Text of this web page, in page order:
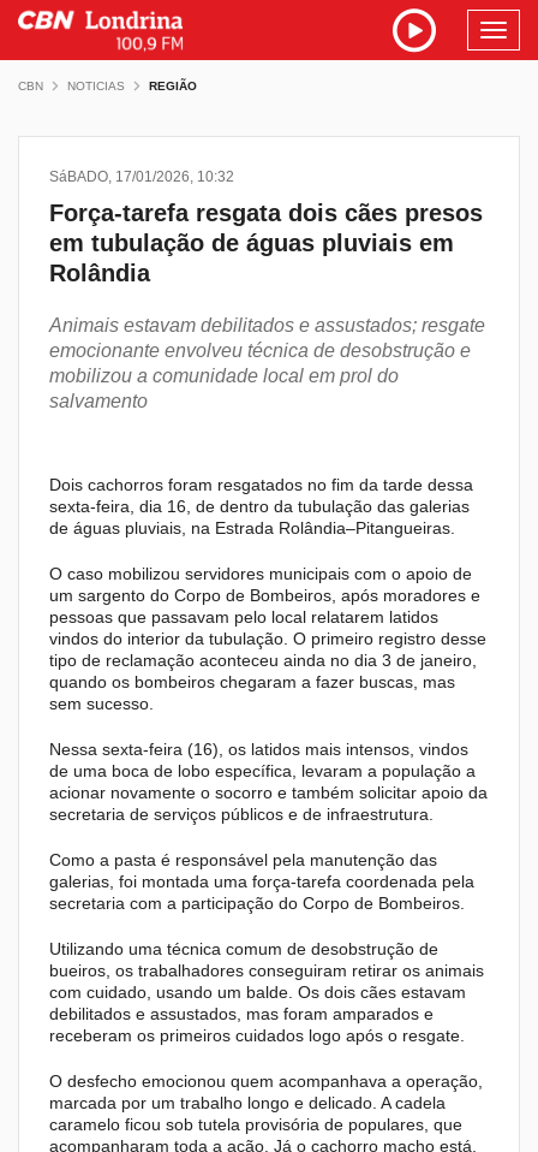
CBN NOTICIAS REGIÃO
SáBADO, 17/01/2026, 10:32
Força-tarefa resgata dois cães presos
em tubulação de águas pluviais em
Rolândia
Animais estavam debilitados e assustados; resgate
emocionante envolveu técnica de desobstrução e
mobilizou a comunidade local em prol do
salvamento
Dois cachorros foram resgatados no fim da tarde dessa
sexta-feira, dia 16, de dentro da tubulação das galerias
de águas pluviais, na Estrada Rolândia–Pitangueiras.
O caso mobilizou servidores municipais com o apoio de
um sargento do Corpo de Bombeiros, após moradores e
pessoas que passavam pelo local relatarem latidos
vindos do interior da tubulação. O primeiro registro desse
tipo de reclamação aconteceu ainda no dia 3 de janeiro,
quando os bombeiros chegaram a fazer buscas, mas
sem sucesso.
Nessa sexta-feira (16), os latidos mais intensos, vindos
de uma boca de lobo específica, levaram a população a
acionar novamente o socorro e também solicitar apoio da
secretaria de serviços públicos e de infraestrutura.
Como a pasta é responsável pela manutenção das
galerias, foi montada uma força-tarefa coordenada pela
secretaria com a participação do Corpo de Bombeiros.
Utilizando uma técnica comum de desobstrução de
bueiros, os trabalhadores conseguiram retirar os animais
com cuidado, usando um balde. Os dois cães estavam
debilitados e assustados, mas foram amparados e
receberam os primeiros cuidados logo após o resgate.
O desfecho emocionou quem acompanhava a operação,
marcada por um trabalho longo e delicado. A cadela
caramelo ficou sob tutela provisória de populares, que
acompanharam toda a ação. Já o cachorro macho está,